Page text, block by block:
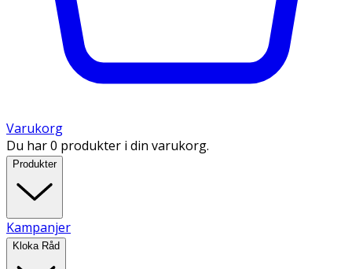
Varukorg
Du har 0 produkter i din varukorg.
Produkter
Kampanjer
Kloka Råd